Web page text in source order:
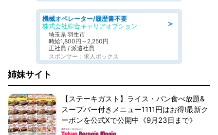
＞
機械オペレーター/履歴書不要
株式会社綜合キャリアオプション
埼玉県 羽生市
時給1,800円～2,250円
正社員 / 派遣社員
スポンサー：求人ボックス
姉妹サイト
【ステーキガスト】ライス・パン食べ放題&
スープバー付きメニュー1111円はお得!最新ク
ーポンを公式Xで公開中《9月23日まで》